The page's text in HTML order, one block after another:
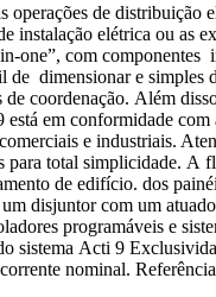
de distribuição
instalação elétrica ou as
one”, com componentes
de dimensionar e
de coordenação. Além
está em conformidade
e industriais.
para total simplicidade. A
de edifício. dos
disjuntor com um
programáveis e
sistema Acti 9
corrente nominal.